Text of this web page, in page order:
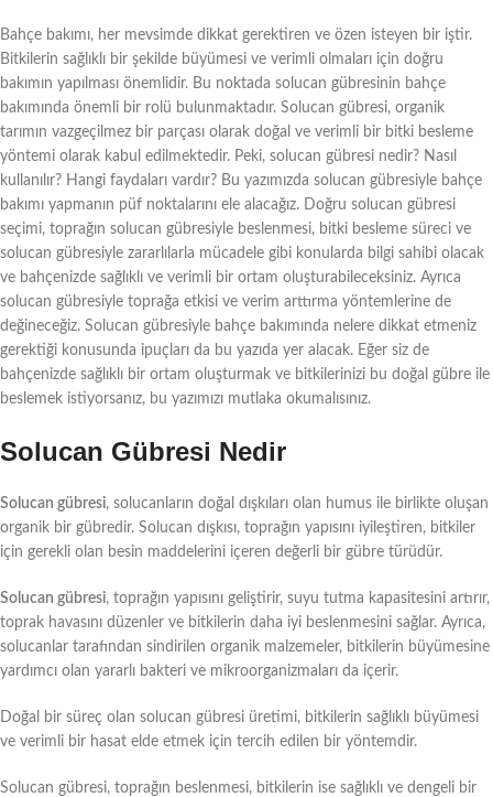
Bahçe bakımı, her mevsimde dikkat gerektiren ve özen isteyen bir iştir.
Bitkilerin sağlıklı bir şekilde büyümesi ve verimli olmaları için doğru
bakımın yapılması önemlidir. Bu noktada solucan gübresinin bahçe
bakımında önemli bir rolü bulunmaktadır. Solucan gübresi, organik
tarımın vazgeçilmez bir parçası olarak doğal ve verimli bir bitki besleme
yöntemi olarak kabul edilmektedir. Peki, solucan gübresi nedir? Nasıl
kullanılır? Hangi faydaları vardır? Bu yazımızda solucan gübresiyle bahçe
bakımı yapmanın püf noktalarını ele alacağız. Doğru solucan gübresi
seçimi, toprağın solucan gübresiyle beslenmesi, bitki besleme süreci ve
solucan gübresiyle zararlılarla mücadele gibi konularda bilgi sahibi olacak
ve bahçenizde sağlıklı ve verimli bir ortam oluşturabileceksiniz. Ayrıca
solucan gübresiyle toprağa etkisi ve verim arttırma yöntemlerine de
değineceğiz. Solucan gübresiyle bahçe bakımında nelere dikkat etmeniz
gerektiği konusunda ipuçları da bu yazıda yer alacak. Eğer siz de
bahçenizde sağlıklı bir ortam oluşturmak ve bitkilerinizi bu doğal gübre ile
beslemek istiyorsanız, bu yazımızı mutlaka okumalısınız.
Solucan Gübresi Nedir
Solucan gübresi, solucanların doğal dışkıları olan humus ile birlikte oluşan
organik bir gübredir. Solucan dışkısı, toprağın yapısını iyileştiren, bitkiler
için gerekli olan besin maddelerini içeren değerli bir gübre türüdür.
Solucan gübresi, toprağın yapısını geliştirir, suyu tutma kapasitesini artırır,
toprak havasını düzenler ve bitkilerin daha iyi beslenmesini sağlar. Ayrıca,
solucanlar tarafından sindirilen organik malzemeler, bitkilerin büyümesine
yardımcı olan yararlı bakteri ve mikroorganizmaları da içerir.
Doğal bir süreç olan solucan gübresi üretimi, bitkilerin sağlıklı büyümesi
ve verimli bir hasat elde etmek için tercih edilen bir yöntemdir.
Solucan gübresi, toprağın beslenmesi, bitkilerin ise sağlıklı ve dengeli bir